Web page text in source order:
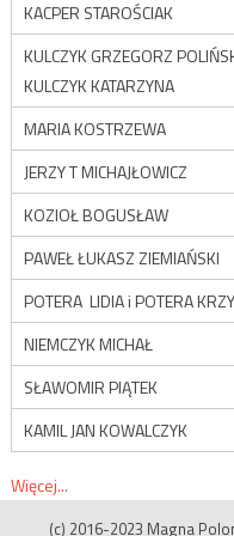
KACPER STAROŚCIAK
KULCZYK GRZEGORZ
KULCZYK KATARZYNA
MARIA KOSTRZEWA
JERZY T MICHAJŁOWICZ
KOZIOŁ BOGUSŁAW
PAWEŁ ŁUKASZ ZIEMIAŃSKI
POTERA LIDIA i POTERA
NIEMCZYK MICHAŁ
SŁAWOMIR PIĄTEK
KAMIL JAN KOWALCZYK
Więcej...
(c) 2016-2023 Magna